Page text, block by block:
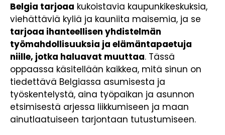
Belgia tarjoaa kukoistavia kaupunkikeskuksia,
viehättäviä kyliä ja kauniita maisemia, ja se
tarjoaa ihanteellisen yhdistelmän
työmahdollisuuksia ja elämäntapaetuja
niille, jotka haluavat muuttaa. Tässä
oppaassa käsitellään kaikkea, mitä sinun on
tiedettävä Belgiassa asumisesta ja
työskentelystä, aina työpaikan ja asunnon
etsimisestä arjessa liikkumiseen ja maan
ainutlaatuiseen tarjontaan tutustumiseen.